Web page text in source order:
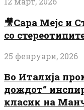
🎥Сара Мејс и
со
25 февруари, 2026
Во Италија
дождот“
класик на